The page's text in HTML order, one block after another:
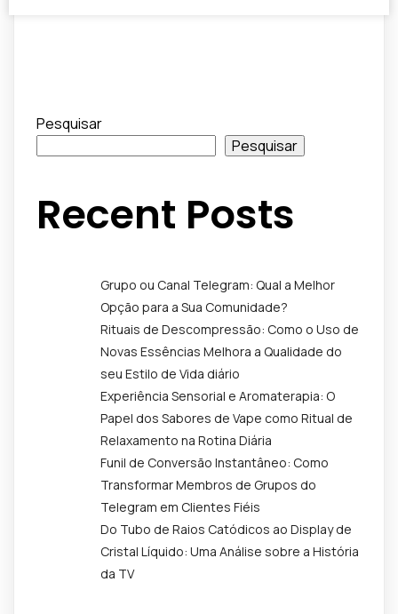
Pesquisar
Pesquisar
Recent Posts
Grupo ou Canal Telegram: Qual a Melhor
Opção para a Sua Comunidade?
Rituais de Descompressão: Como o Uso de
Novas Essências Melhora a Qualidade do
seu Estilo de Vida diário
Experiência Sensorial e Aromaterapia: O
Papel dos Sabores de Vape como Ritual de
Relaxamento na Rotina Diária
Funil de Conversão Instantâneo: Como
Transformar Membros de Grupos do
Telegram em Clientes Fiéis
Do Tubo de Raios Catódicos ao Display de
Cristal Líquido: Uma Análise sobre a História
da TV